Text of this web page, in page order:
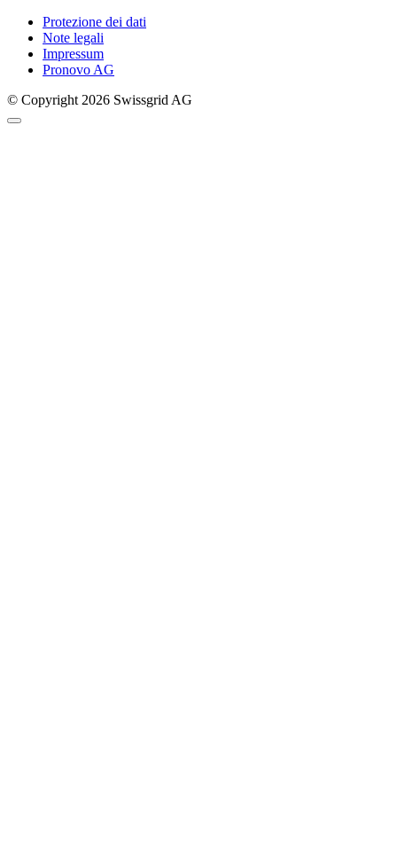
Protezione dei dati
Note legali
Impressum
Pronovo AG
© Copyright 2026 Swissgrid AG